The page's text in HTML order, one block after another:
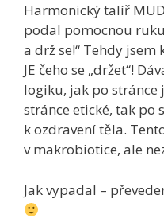
Harmonický talíř
podal pomocnou
a drž se!“ Tehdy
JE čeho se „držet“!
logiku, jak po stránce
stránce etické, tak po
k ozdravení těla.
v makrobiotice, ale
Jak vypadal –